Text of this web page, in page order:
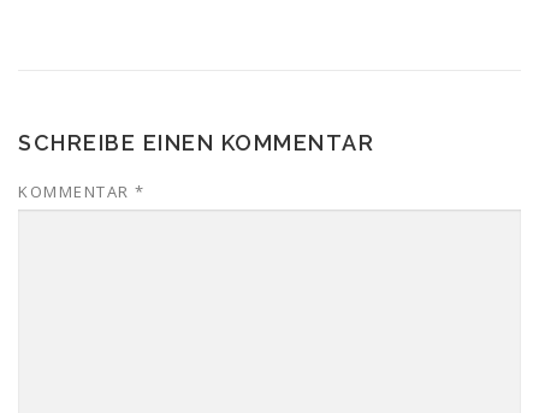
SCHREIBE EINEN KOMMENTAR
KOMMENTAR *